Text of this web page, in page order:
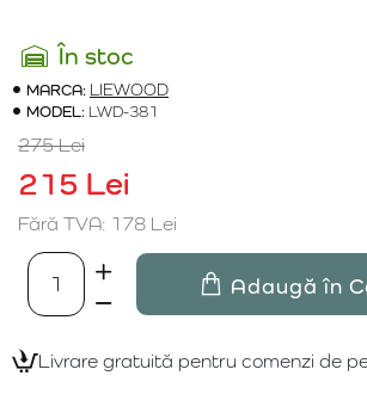
În stoc
MARCA: LIEWOOD
MODEL: LWD-381
215 Lei
275 Lei
Fără TVA: 178 Lei
Adaugă în
Livrare gratuită pentru comenzi de